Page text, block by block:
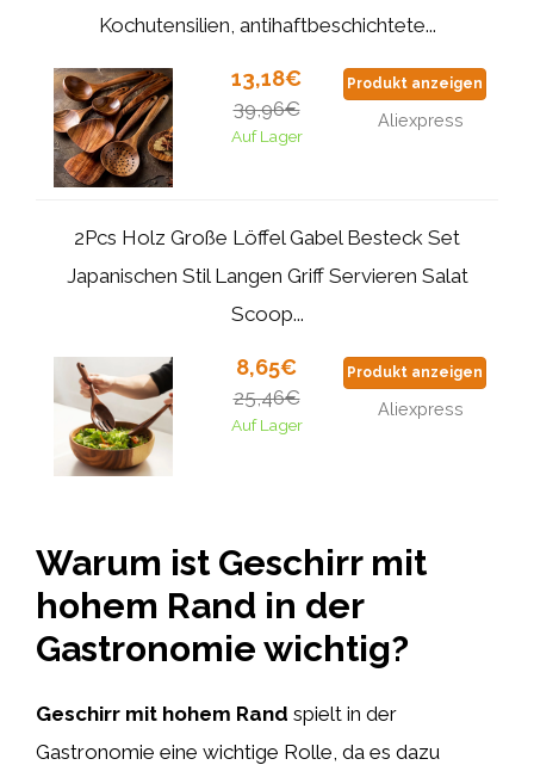
Kochutensilien, antihaftbeschichtete...
13,18€
39,96€
Auf Lager
Produkt anzeigen
Aliexpress
2Pcs Holz Große Löffel Gabel Besteck Set
Japanischen Stil Langen Griff Servieren Salat
Scoop...
8,65€
25,46€
Auf Lager
Produkt anzeigen
Aliexpress
Warum ist Geschirr mit
hohem Rand in der
Gastronomie wichtig?
Geschirr mit hohem Rand spielt in der
Gastronomie eine wichtige Rolle, da es dazu